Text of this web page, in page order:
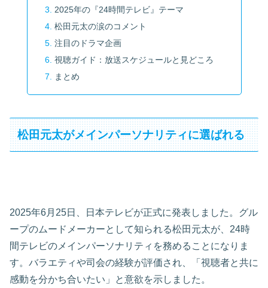
2025年の『24時間テレビ』テーマ
松田元太の涙のコメント
注目のドラマ企画
視聴ガイド：放送スケジュールと見どころ
まとめ
松田元太がメインパーソナリティに選ばれる
2025年6月25日、日本テレビが正式に発表しました。グル
ープのムードメーカーとして知られる松田元太が、24時
間テレビのメインパーソナリティを務めることになりま
す。バラエティや司会の経験が評価され、「視聴者と共に
感動を分かち合いたい」と意欲を示しました。